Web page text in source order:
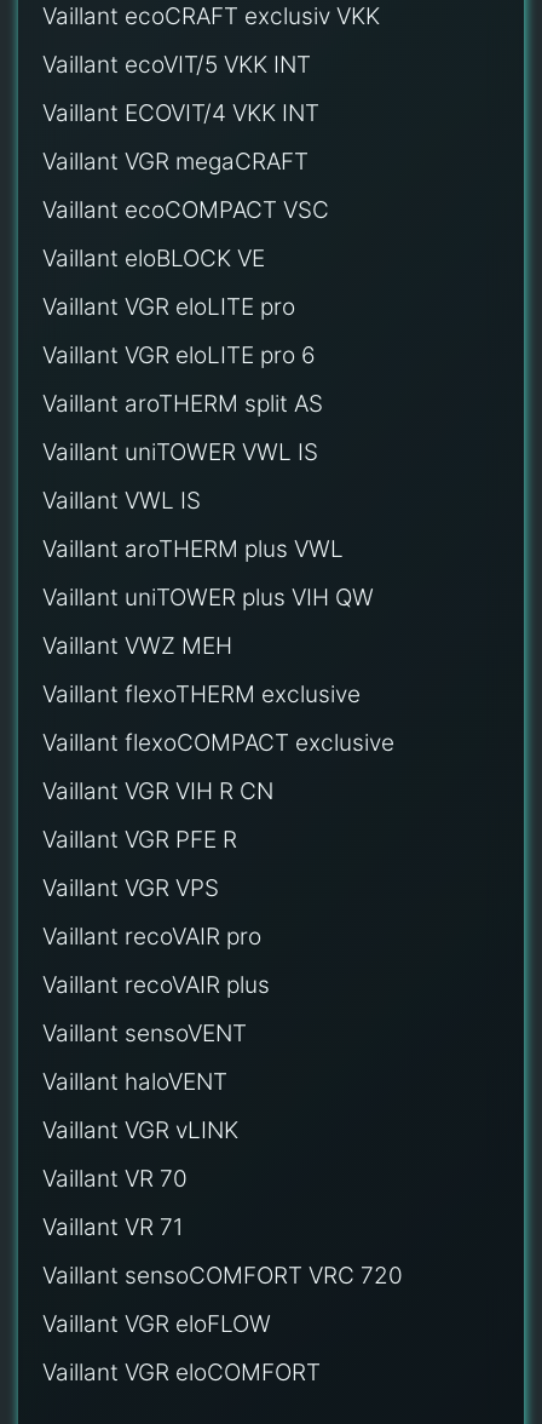
Vaillant ecoCRAFT exclusiv VKK
Vaillant ecoVIT/5 VKK INT
Vaillant ECOVIT/4 VKK INT
Vaillant VGR megaCRAFT
Vaillant ecoCOMPACT VSC
Vaillant eloBLOCK VE
Vaillant VGR eloLITE pro
Vaillant VGR eloLITE pro 6
Vaillant aroTHERM split AS
Vaillant uniTOWER VWL IS
Vaillant VWL IS
Vaillant aroTHERM plus VWL
Vaillant uniTOWER plus VIH QW
Vaillant VWZ MEH
Vaillant flexoTHERM exclusive
Vaillant flexoCOMPACT exclusive
Vaillant VGR VIH R CN
Vaillant VGR PFE R
Vaillant VGR VPS
Vaillant recoVAIR pro
Vaillant recoVAIR plus
Vaillant sensoVENT
Vaillant haloVENT
Vaillant VGR vLINK
Vaillant VR 70
Vaillant VR 71
Vaillant sensoCOMFORT VRC 720
Vaillant VGR eloFLOW
Vaillant VGR eloCOMFORT